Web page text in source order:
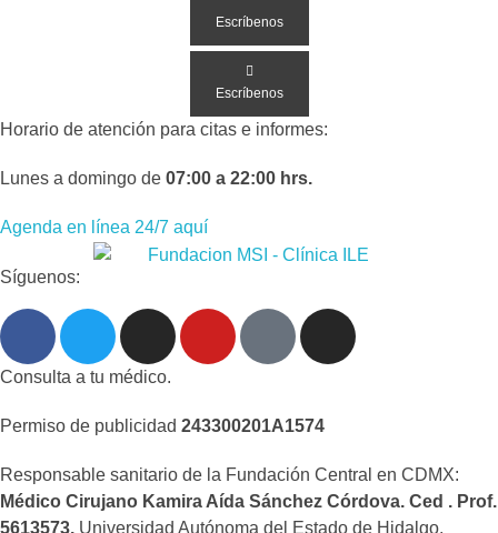
Síguenos:
Horario de atención para citas e informes:
Lunes a domingo de 07:00 a 22:00 hrs.
Agenda en línea 24/7 aquí
Escríbenos
Escríbenos
Consulta a tu médico.
Permiso de publicidad 243300201A1574
Responsable sanitario de la Fundación Central en CDMX:
Médico Cirujano Kamira Aída Sánchez Córdova. Ced . Prof.
5613573. Universidad Autónoma del Estado de Hidalgo.